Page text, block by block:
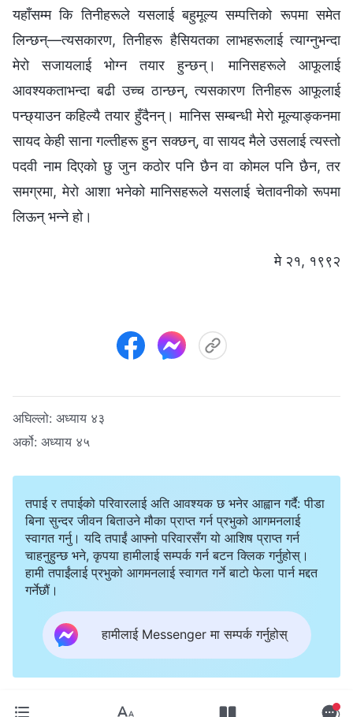
यहाँसम्‍म कि तिनीहरूले यसलाई बहुमूल्य सम्पत्तिको रूपमा समेत
लिन्छन्—त्यसकारण, तिनीहरू हैसियतका लाभहरूलाई त्याग्‍नुभन्दा
मेरो सजायलाई भोग्‍न तयार हुन्छन्। मानिसहरूले आफूलाई
आवश्यकताभन्दा बढी उच्‍च ठान्छन्, त्यसकारण तिनीहरू आफूलाई
पन्छ्याउन कहिल्यै तयार हुँदैनन्। मानिस सम्‍बन्धी मेरो मूल्याङ्कनमा
सायद केही साना गल्तीहरू हुन सक्छन्, वा सायद मैले उसलाई त्यस्तो
पदवी नाम दिएको छु जुन कठोर पनि छैन वा कोमल पनि छैन, तर
समग्रमा, मेरो आशा भनेको मानिसहरूले यसलाई चेतावनीको रूपमा
लिऊन् भन्‍ने हो।
मे २१, १९९२
अघिल्लो: अध्याय ४३
अर्को: अध्याय ४५
तपाई र तपाईको परिवारलाई अति आवश्यक छ भनेर आह्वान गर्दै: पीडा
बिना सुन्दर जीवन बिताउने मौका प्राप्त गर्न प्रभुको आगमनलाई
स्वागत गर्नु। यदि तपाईं आफ्नो परिवारसँग यो आशिष प्राप्त गर्न
चाहनुहुन्छ भने, कृपया हामीलाई सम्पर्क गर्न बटन क्लिक गर्नुहोस्।
हामी तपाईंलाई प्रभुको आगमनलाई स्वागत गर्ने बाटो फेला पार्न मद्दत
गर्नेछौं।
हामीलाई Messenger मा सम्पर्क गर्नुहोस्